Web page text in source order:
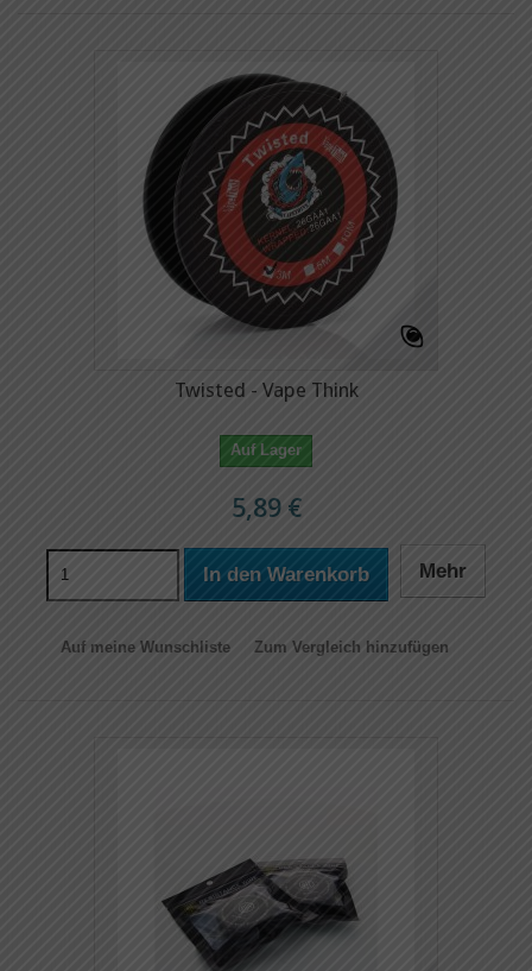
Twisted - Vape Think
Auf Lager
5,89 €
In den Warenkorb Mehr
Auf meine Wunschliste Zum Vergleich hinzufügen